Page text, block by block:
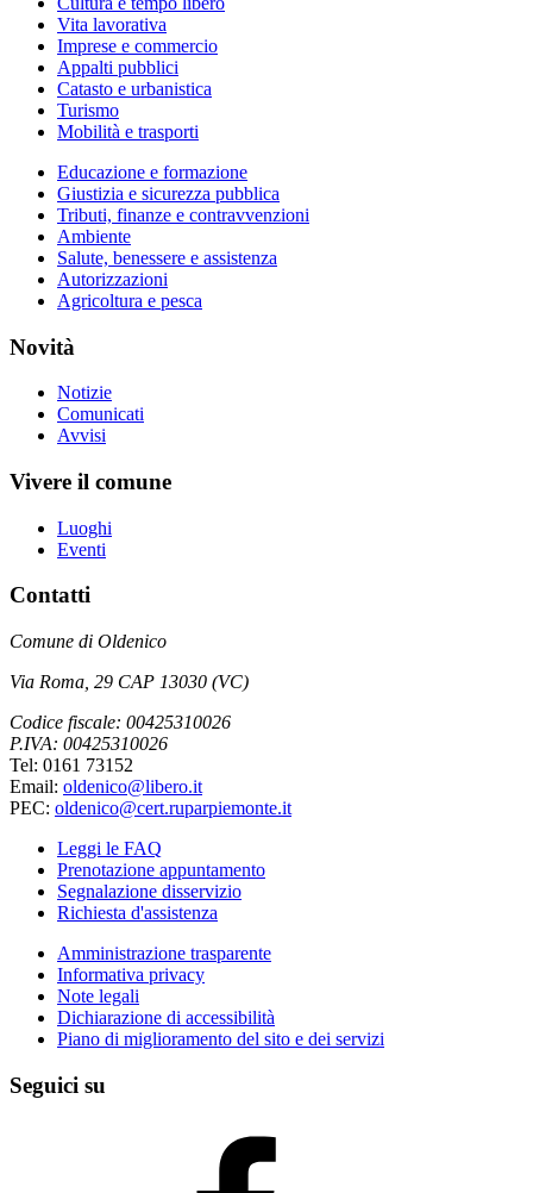
Vita lavorativa
Imprese e commercio
Appalti pubblici
Catasto e urbanistica
Turismo
Mobilità e trasporti
Educazione e formazione
Giustizia e sicurezza pubblica
Tributi, finanze e contravvenzioni
Ambiente
Salute, benessere e assistenza
Autorizzazioni
Agricoltura e pesca
Novità
Notizie
Comunicati
Avvisi
Vivere il comune
Luoghi
Eventi
Contatti
Comune di Oldenico
Via Roma, 29 CAP 13030 (VC)
Codice fiscale: 00425310026
P.IVA: 00425310026
Tel: 0161 73152
Email: oldenico@libero.it
PEC: oldenico@cert.ruparpiemonte.it
Leggi le FAQ
Prenotazione appuntamento
Segnalazione disservizio
Richiesta d'assistenza
Amministrazione trasparente
Informativa privacy
Note legali
Dichiarazione di accessibilità
Piano di miglioramento del sito e dei servizi
Seguici su